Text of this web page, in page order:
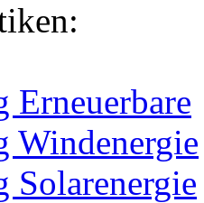
Erneuerbare
Windenergie
Solarenergie